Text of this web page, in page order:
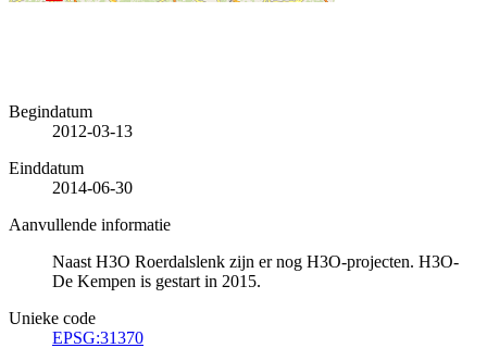
Begindatum
2012-03-13
Einddatum
2014-06-30
Aanvullende informatie
Naast H3O Roerdalslenk zijn er nog H3O-projecten. H3O-
De Kempen is gestart in 2015.
Unieke code
EPSG:31370